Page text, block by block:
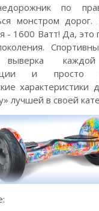
по
монстром
- 1600 Ватт! Да, это
выверка
и просто
характеристики
лучшей в своей